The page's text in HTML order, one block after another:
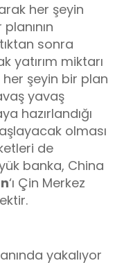
her şeyin
sonra
yatırım miktarı
her şeyin bir plan
yavaş
hazırlandığı
olması
de
banka, China
‘ı Çin Merkez
yakalıyor